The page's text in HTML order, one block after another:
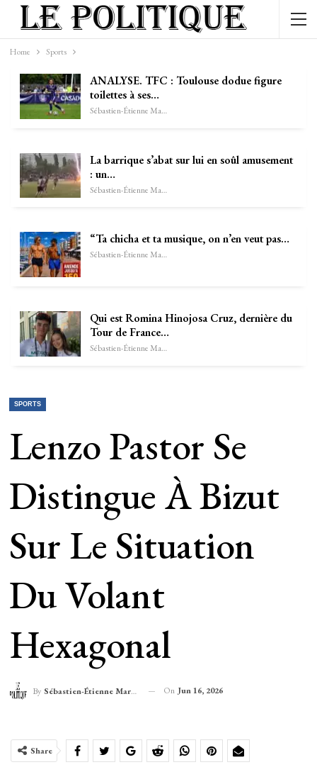
Home Sports
ANALYSE. TFC : Toulouse dodue figure
toilettes à ses…
Sébastien-Étienne Marechal
La barrique s’abat sur lui en soûl amusement
: un…
Sébastien-Étienne Marechal
“Ta chicha et ta musique, on n’en veut pas…
Sébastien-Étienne Marechal
Qui est Romina Hinojosa Cruz, dernière du
Tour de France…
Sébastien-Étienne Marechal
SPORTS
Lenzo Pastor Se
Distingue À Bizut
Sur Le Situation
Du Volant
Hexagonal
By Sébastien-Étienne Marechal On Jun 16, 2026
Share